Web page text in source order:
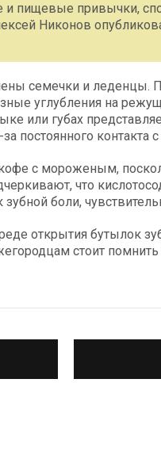
пищевые привычки,
Никонов
семечки и леденцы.
углубления на
или губах
постоянного контакта
с мороженым,
что
боли,
открытия бутылок
стоит